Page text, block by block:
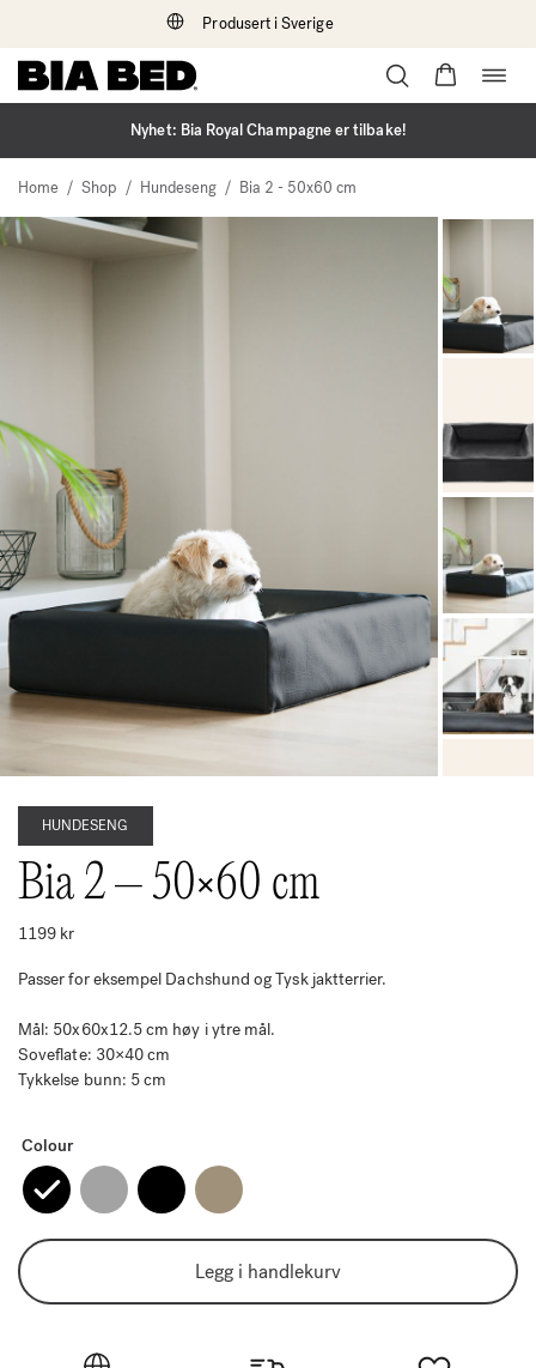
Produsert i Sverige
Hopp
til
Bytt
Nyhet: Bia Royal Champagne er tilbake!
Home / Shop / Hundeseng / Bia 2 - 50x60 cm
HUNDESENG
Bia 2 – 50×60 cm
1199 kr
Passer for eksempel Dachshund og Tysk jaktterrier.
Mål: 50x60x12.5 cm høy i ytre mål.
Soveflate: 30×40 cm
Tykkelse bunn: 5 cm
Colour
Legg i handlekurv